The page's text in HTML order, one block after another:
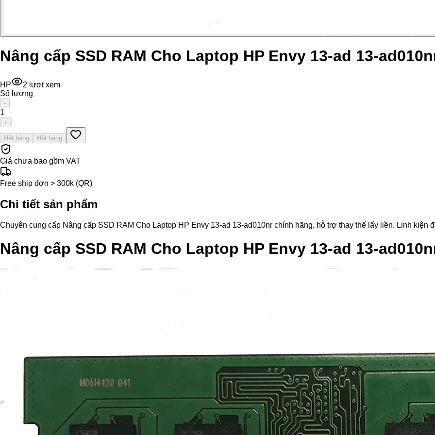
Nâng cấp SSD RAM Cho Laptop HP Envy 13-ad 13-
HP 2 lượt xem
Số lượng
-
1
+
Hết hàng Hết hàng
Giá chưa bao gồm VAT
Free ship đơn > 300k (QR)
Chi tiết sản phẩm
Chuyên cung cấp Nâng cấp SSD RAM Cho Laptop HP Envy 13-ad 13-ad010nr chính hãng, hỗ trợ thay thế lấy liền. Linh kiện
Nâng cấp SSD RAM Cho Laptop HP Envy 13-ad 13-